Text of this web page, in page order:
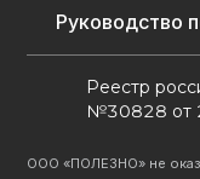
Руководство
Реестр
№30828 от
ООО «ПОЛЕЗНО» не